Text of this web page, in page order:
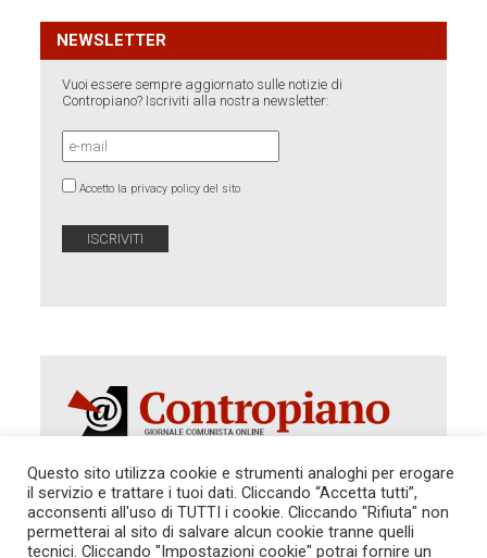
NEWSLETTER
Vuoi essere sempre aggiornato sulle notizie di
Contropiano? Iscriviti alla nostra newsletter:
Accetto la privacy policy del sito
Autorizzazione del Tribunale di Roma 286 del 31
dicembre 2014. Direttore Responsabile: Sergio
Cararo. Indirizzo: V.Casalbruciato 27- sc. B - 00159
Questo sito utilizza cookie e strumenti analoghi per erogare
il servizio e trattare i tuoi dati. Cliccando “Accetta tutti”,
acconsenti all'uso di TUTTI i cookie. Cliccando "Rifiuta" non
permetterai al sito di salvare alcun cookie tranne quelli
tecnici. Cliccando "Impostazioni cookie" potrai fornire un